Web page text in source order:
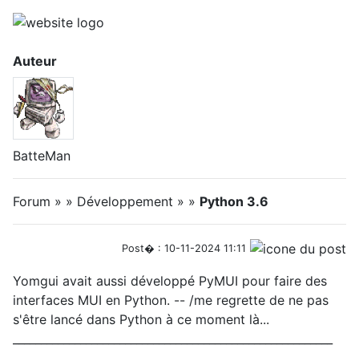
Auteur
BatteMan
Forum » » Développement » » Python 3.6
Post� : 10-11-2024 11:11
Yomgui avait aussi développé PyMUI pour faire des
interfaces MUI en Python. -- /me regrette de ne pas
s'être lancé dans Python à ce moment là...